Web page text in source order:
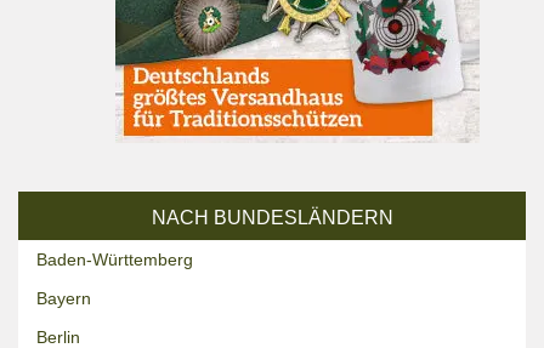
NACH BUNDESLÄNDERN
Baden-Württemberg
Bayern
Berlin